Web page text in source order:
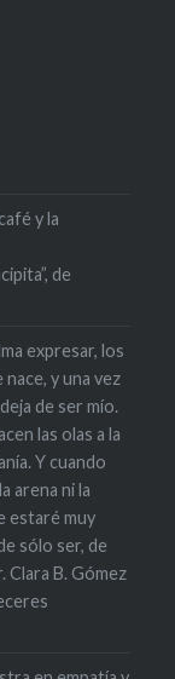
y la
de
expresar, los
y una vez
de ser mío.
las olas a la
Y cuando
arena ni la
estaré muy
sólo ser, de
Clara B. Gómez